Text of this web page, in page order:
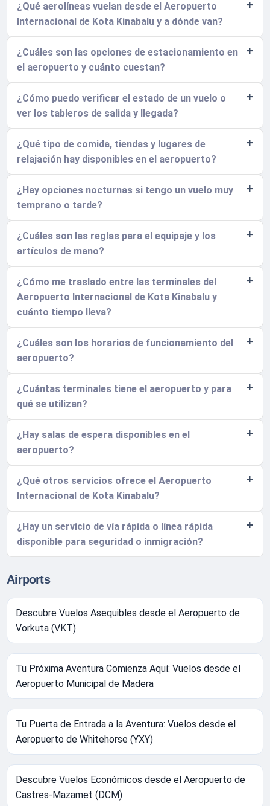
¿Qué aerolíneas vuelan desde el Aeropuerto
Internacional de Kota Kinabalu y a dónde van?
¿Cuáles son las opciones de estacionamiento en
el aeropuerto y cuánto cuestan?
¿Cómo puedo verificar el estado de un vuelo o
ver los tableros de salida y llegada?
¿Qué tipo de comida, tiendas y lugares de
relajación hay disponibles en el aeropuerto?
¿Hay opciones nocturnas si tengo un vuelo muy
temprano o tarde?
¿Cuáles son las reglas para el equipaje y los
artículos de mano?
¿Cómo me traslado entre las terminales del
Aeropuerto Internacional de Kota Kinabalu y
cuánto tiempo lleva?
¿Cuáles son los horarios de funcionamiento del
aeropuerto?
¿Cuántas terminales tiene el aeropuerto y para
qué se utilizan?
¿Hay salas de espera disponibles en el
aeropuerto?
¿Qué otros servicios ofrece el Aeropuerto
Internacional de Kota Kinabalu?
¿Hay un servicio de vía rápida o línea rápida
disponible para seguridad o inmigración?
Airports
Descubre Vuelos Asequibles desde el Aeropuerto de
Vorkuta (VKT)
Tu Próxima Aventura Comienza Aquí: Vuelos desde el
Aeropuerto Municipal de Madera
Tu Puerta de Entrada a la Aventura: Vuelos desde el
Aeropuerto de Whitehorse (YXY)
Descubre Vuelos Económicos desde el Aeropuerto de
Castres-Mazamet (DCM)